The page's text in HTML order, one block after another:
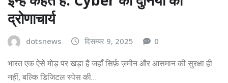
द्रोणाचार्य
dotsnews दिसम्बर 9, 2025 0
भारत एक ऐसे मोड़ पर खड़ा है जहाँ सिर्फ़ ज़मीन और आसमान की सुरक्षा ही
नहीं, बल्कि डिजिटल स्पेस की…